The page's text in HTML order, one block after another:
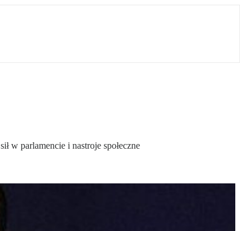
w parlamencie i nastroje społeczne